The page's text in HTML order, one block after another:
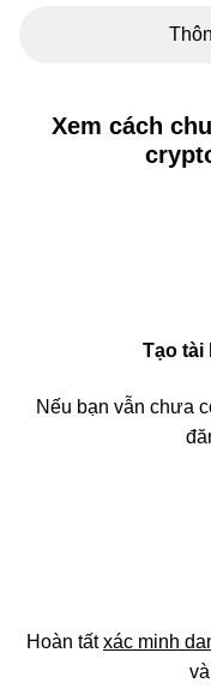
Xem cách
Tạo tài
Nếu bạn vẫn chưa
Hoàn tấtxác minh